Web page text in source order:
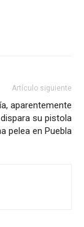
Artículo siguiente
aparentemente
su pistola
pelea en Puebla